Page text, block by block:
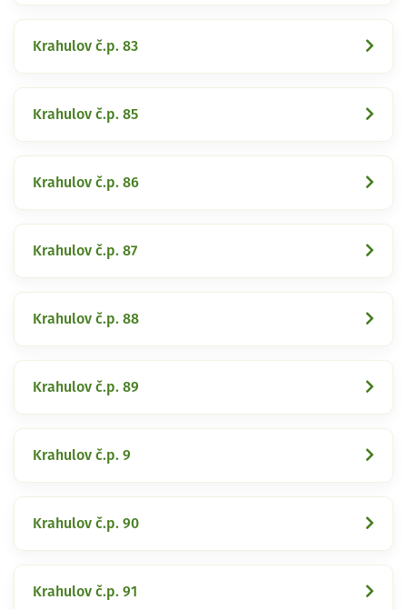
Krahulov č.p. 83
Krahulov č.p. 85
Krahulov č.p. 86
Krahulov č.p. 87
Krahulov č.p. 88
Krahulov č.p. 89
Krahulov č.p. 9
Krahulov č.p. 90
Krahulov č.p. 91